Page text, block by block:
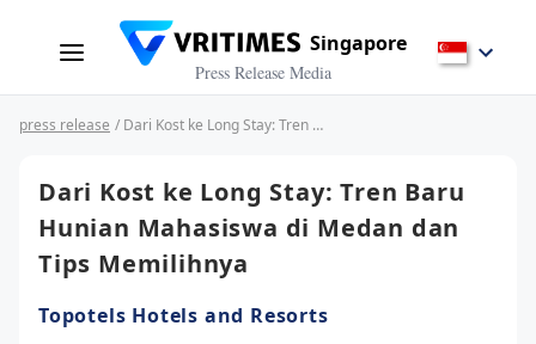
Singapore
Press Release Media
press release / Dari Kost ke Long Stay: Tren Baru Hunian Mahasiswa di Medan dan Tips Memilihnya
Dari Kost ke Long Stay: Tren Baru
Hunian Mahasiswa di Medan dan
Tips Memilihnya
Topotels Hotels and Resorts